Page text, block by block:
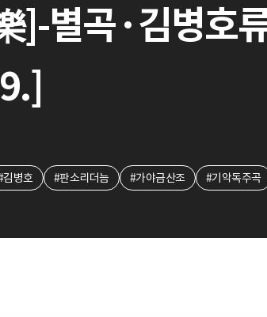
별곡·김병호
김병호 #판소리더늠 #가야금산조 #기악독주곡